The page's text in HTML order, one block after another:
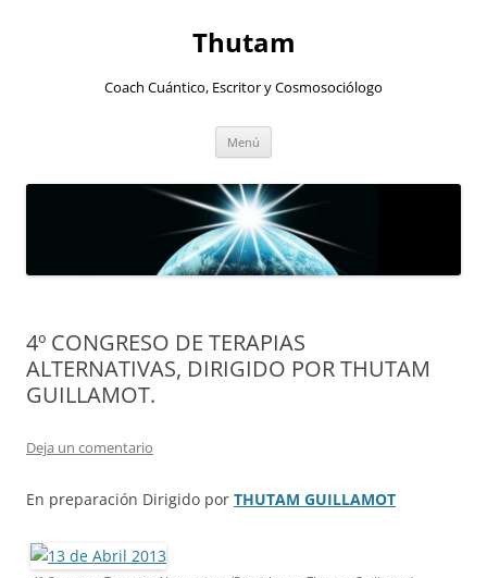
Thutam
Coach Cuántico, Escritor y Cosmosociólogo
Menú
4º CONGRESO DE TERAPIAS
ALTERNATIVAS, DIRIGIDO POR THUTAM
GUILLAMOT.
Deja un comentario
En preparación Dirigido por THUTAM GUILLAMOT